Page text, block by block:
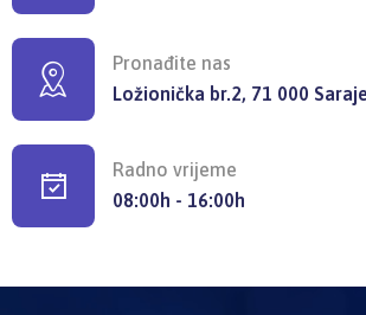
Pronađite nas
Ložionička br.2, 71 000
Radno vrijeme
08:00h - 16:00h